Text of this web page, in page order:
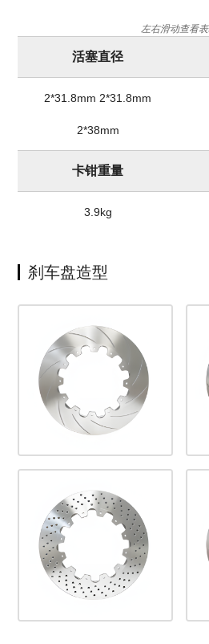
左右滑动查看
活塞直径
2*31.8mm 2*31.8mm
2*38mm
卡钳重量
3.9kg
刹车盘造型